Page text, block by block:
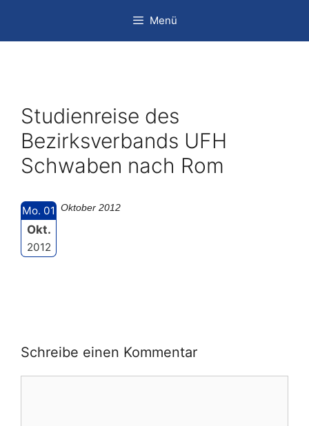
springen
Menü
Studienreise des
Bezirksverbands UFH
Schwaben nach Rom
Mo. 01
Okt.
2012
Oktober 2012
Schreibe einen Kommentar